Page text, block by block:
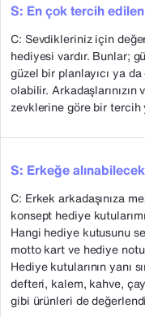
S: En çok tercih
C: Sevdikleriniz için
hediyesi vardır. Bunlar;
güzel bir planlayıcı ya
olabilir.
zevklerine göre bir tercih
S: Erkeğe
C: Erkek arkadaşınıza
konsept hediye
Hangi hediye kutusunu
motto kart ve hediye
Hediye kutularının yanı
defteri, kalem, kahve,
gibi ürünleri de